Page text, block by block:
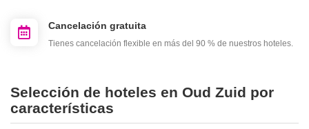
Cancelación gratuita
Tienes cancelación flexible en más del 90 % de nuestros hoteles.
Selección de hoteles en Oud Zuid por
características